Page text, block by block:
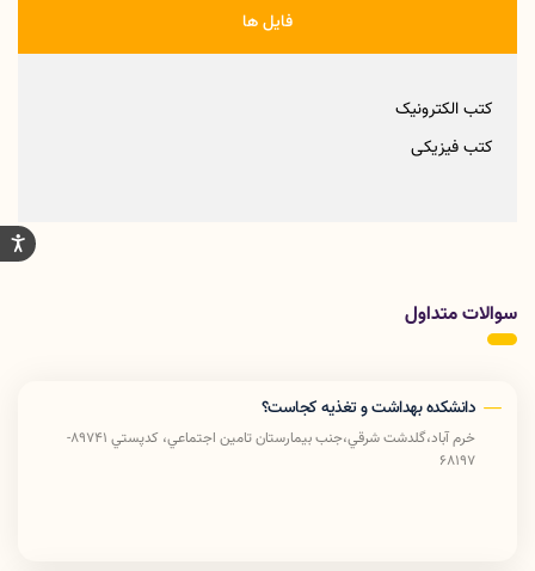
فایل ها
کتب الکترونیک
کتب فیزیکی
سوالات متداول
دانشکده بهداشت و تغذیه کجاست؟
خرم آباد،گلدشت شرقي،جنب بيمارستان تامين اجتماعي، كدپستي 89741-
68197